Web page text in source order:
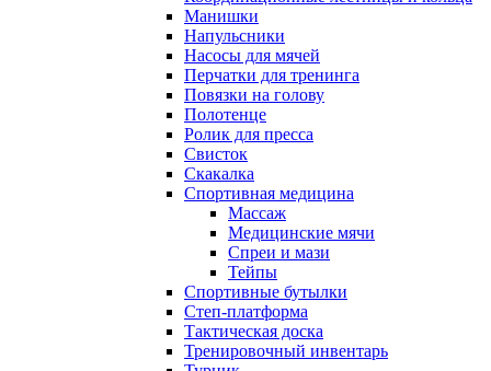
Манишки
Напульсники
Насосы для мячей
Перчатки для тренинга
Повязки на голову
Полотенце
Ролик для пресса
Свисток
Скакалка
Спортивная медицина
Массаж
Медицинские мячи
Спреи и мази
Тейпы
Спортивные бутылки
Степ-платформа
Тактическая доска
Тренировочный инвентарь